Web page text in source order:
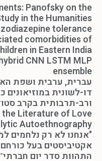
Panofsky on the
in the Humanities
tolerance
comorbidities of
in Eastern India
CNN LSTM MLP
ensemble
עברית, ערבית ושפת
דו-לשונית
ורב-תרבותית בקרב
the Literature of Love
Autoethnography
"אנחנו לא רק נלחמים
התהוות סדר יום